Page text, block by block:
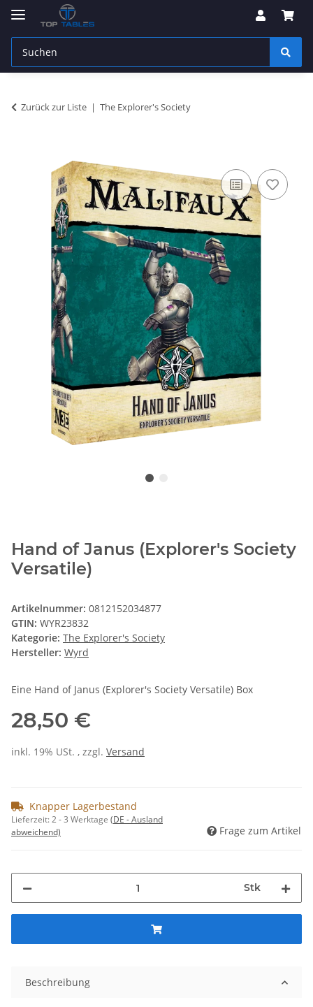
Zurück zur Liste The Explorer's Society
Hand of Janus (Explorer's Society
Versatile)
Artikelnummer: 0812152034877
GTIN: WYR23832
Kategorie: The Explorer's Society
Hersteller: Wyrd
Eine Hand of Janus (Explorer's Society Versatile) Box
28,50 €
inkl. 19% USt. , zzgl. Versand
Knapper Lagerbestand
Lieferzeit:2 - 3 Werktage (DE - Ausland
abweichend)
Frage zum Artikel
Stk
Beschreibung